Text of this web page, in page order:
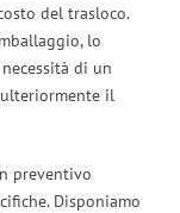
del trasloco.
lo
di un
il
preventivo
Disponiamo